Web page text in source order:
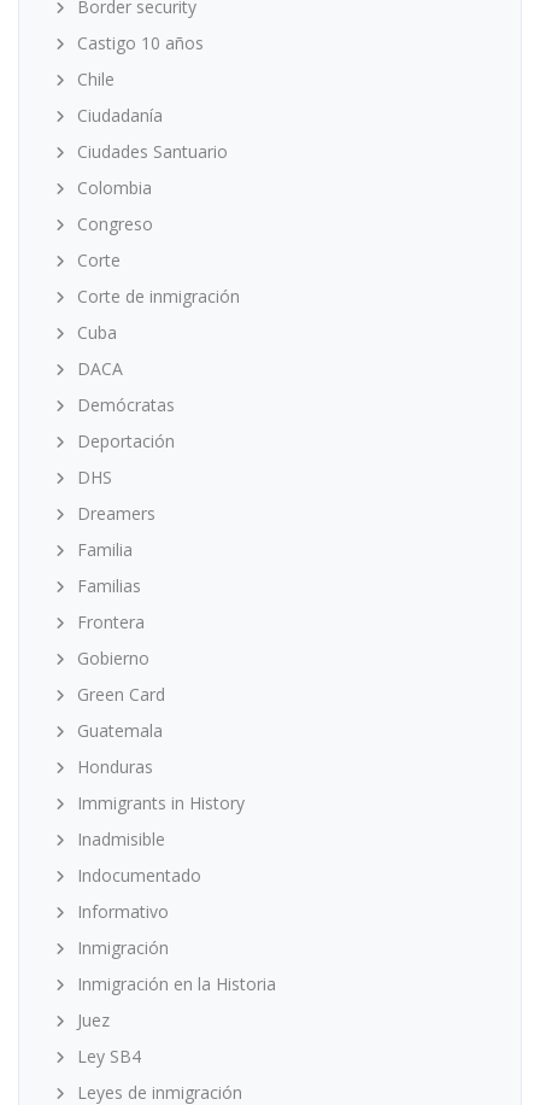
Border security
Castigo 10 años
Chile
Ciudadanía
Ciudades Santuario
Colombia
Congreso
Corte
Corte de inmigración
Cuba
DACA
Demócratas
Deportación
DHS
Dreamers
Familia
Familias
Frontera
Gobierno
Green Card
Guatemala
Honduras
Immigrants in History
Inadmisible
Indocumentado
Informativo
Inmigración
Inmigración en la Historia
Juez
Ley SB4
Leyes de inmigración